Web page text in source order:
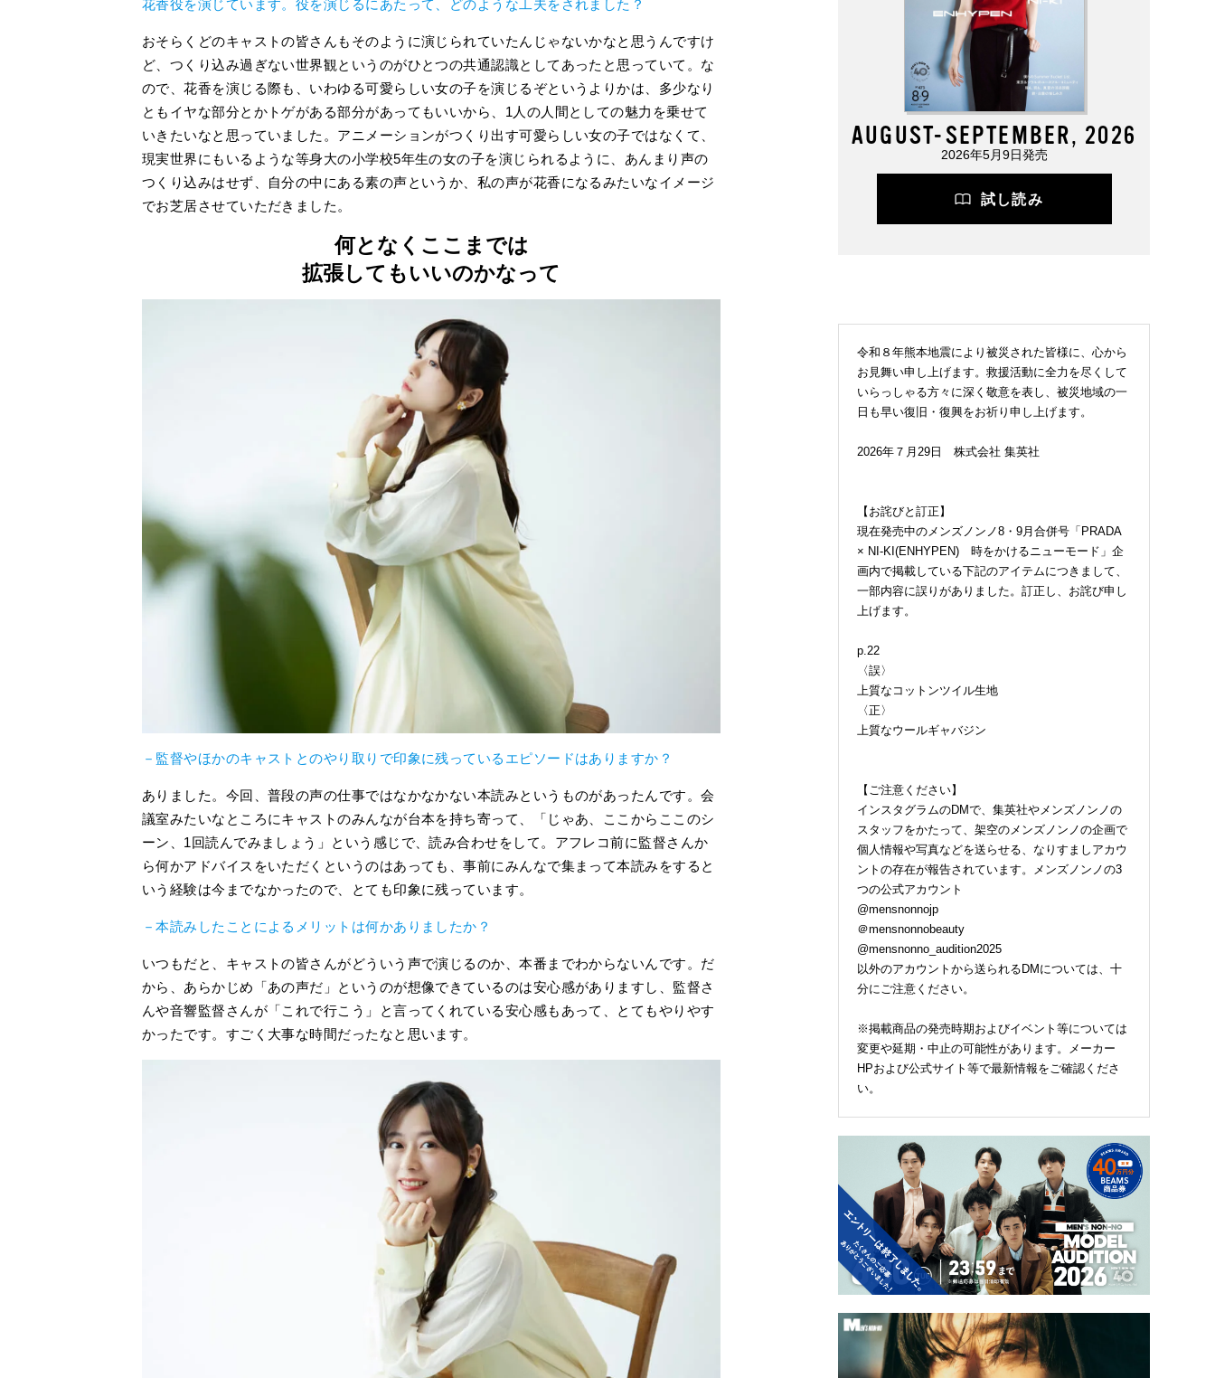
花香役を演じています。役を演じるにあたって、どのような工夫をされました？
おそらくどのキャストの皆さんもそのように演じられていたんじゃないかなと思うんですけ
ど、つくり込み過ぎない世界観というのがひとつの共通認識としてあったと思っていて。な
ので、花香を演じる際も、いわゆる可愛らしい女の子を演じるぞというよりかは、多少なり
ともイヤな部分とかトゲがある部分があってもいいから、1人の人間としての魅力を乗せて
いきたいなと思っていました。アニメーションがつくり出す可愛らしい女の子ではなくて、
現実世界にもいるような等身大の小学校5年生の女の子を演じられるように、あんまり声の
つくり込みはせず、自分の中にある素の声というか、私の声が花香になるみたいなイメージ
でお芝居させていただきました。
何となくここまでは
拡張してもいいのかなって
－監督やほかのキャストとのやり取りで印象に残っているエピソードはありますか？
ありました。今回、普段の声の仕事ではなかなかない本読みというものがあったんです。会
議室みたいなところにキャストのみんなが台本を持ち寄って、「じゃあ、ここからここのシ
ーン、1回読んでみましょう」という感じで、読み合わせをして。アフレコ前に監督さんか
ら何かアドバイスをいただくというのはあっても、事前にみんなで集まって本読みをすると
いう経験は今までなかったので、とても印象に残っています。
－本読みしたことによるメリットは何かありましたか？
いつもだと、キャストの皆さんがどういう声で演じるのか、本番までわからないんです。だ
から、あらかじめ「あの声だ」というのが想像できているのは安心感がありますし、監督さ
んや音響監督さんが「これで行こう」と言ってくれている安心感もあって、とてもやりやす
かったです。すごく大事な時間だったなと思います。
AUGUST-SEPTEMBER, 2026
2026年5月9日発売
試し読み
令和８年熊本地震により被災された皆様に、心から
お見舞い申し上げます。救援活動に全力を尽くして
いらっしゃる方々に深く敬意を表し、被災地域の一
日も早い復旧・復興をお祈り申し上げます。
2026年７月29日 株式会社 集英社
【お詫びと訂正】
現在発売中のメンズノンノ8・9月合併号「PRADA
× NI-KI(ENHYPEN) 時をかけるニューモード」企
画内で掲載している下記のアイテムにつきまして、
一部内容に誤りがありました。訂正し、お詫び申し
上げます。
p.22
〈誤〉
上質なコットンツイル生地
〈正〉
上質なウールギャバジン
【ご注意ください】
インスタグラムのDMで、集英社やメンズノンノの
スタッフをかたって、架空のメンズノンノの企画で
個人情報や写真などを送らせる、なりすましアカウ
ントの存在が報告されています。メンズノンノの3
つの公式アカウント
@mensnonnojp
＠mensnonnobeauty
@mensnonno_audition2025
以外のアカウントから送られるDMについては、十
分にご注意ください。
※掲載商品の発売時期およびイベント等については
変更や延期・中止の可能性があります。メーカー
HPおよび公式サイト等で最新情報をご確認くださ
い。